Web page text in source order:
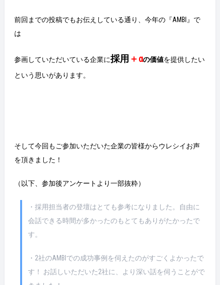
前回までの投稿でもお伝えしている通り、今年の『AMBI』で
は
参画していただいている企業に採用 ＋αの価値を提供したい
という思いがあります。
そして今回もご参加いただいた企業の皆様からウレシイお声
を頂きました！
（以下、参加後アンケートより一部抜粋）
・採用担当者の登壇はとても参考になりました。自由に
会話できる時間が多かったのもとてもありがたかったで
す。
・2社のAMBIでの成功事例を伺えたのがすごくよかったで
す！ お話しいただいた2社に、より深い話を伺うことがで